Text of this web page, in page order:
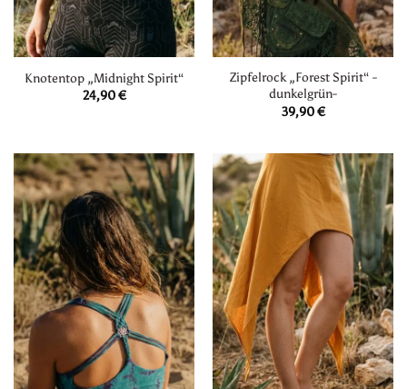
Knotentop „Midnight Spirit“
24,90€
Zipfelrock „Forest Spirit“ -
dunkelgrün-
39,90€